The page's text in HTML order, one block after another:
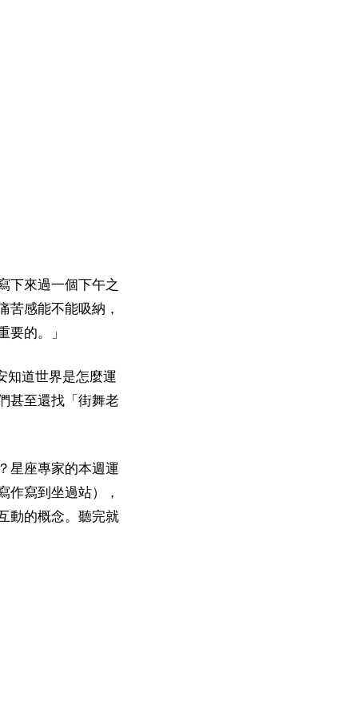
下來過一個下午之
苦感能不能吸納，
的。」
知道世界是怎麼運
甚至還找「街舞老
星座專家的本週運
作寫到坐過站），
動的概念。聽完就